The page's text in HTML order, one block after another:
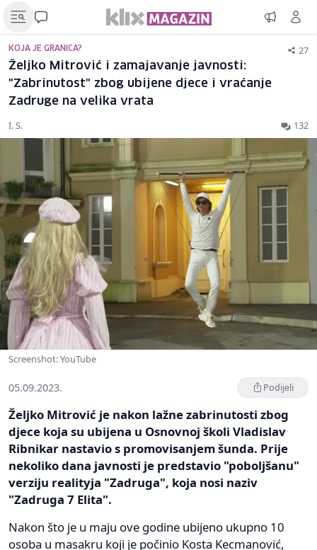
KOJA JE GRANICA? 27
Željko Mitrović i zamajavanje javnosti:
"Zabrinutost" zbog ubijene djece i vraćanje
Zadruge na velika vrata
I. S. 132
Screenshot: YouTube
05.09.2023. Podijeli
Željko Mitrović je nakon lažne zabrinutosti zbog
djece koja su ubijena u Osnovnoj školi Vladislav
Ribnikar nastavio s promovisanjem šunda. Prije
nekoliko dana javnosti je predstavio "poboljšanu"
verziju realityja "Zadruga", koja nosi naziv
"Zadruga 7 Elita".
Nakon što je u maju ove godine ubijeno ukupno 10
osoba u masakru koji je počinio Kosta Kecmanović,